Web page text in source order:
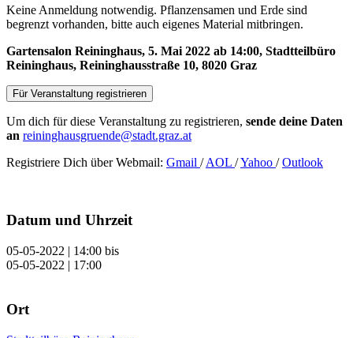
Keine Anmeldung notwendig. Pflanzensamen und Erde sind
begrenzt vorhanden, bitte auch eigenes Material mitbringen.
Gartensalon Reininghaus, 5. Mai 2022 ab 14:00, Stadtteilbüro
Reininghaus, Reininghausstraße 10, 8020 Graz
Für Veranstaltung registrieren
Um dich für diese Veranstaltung zu registrieren, sende deine Daten
an reininghausgruende@stadt.graz.at
Registriere Dich über Webmail: Gmail /AOL /Yahoo /Outlook
Datum und Uhrzeit
05-05-2022 | 14:00 bis
05-05-2022 | 17:00
Ort